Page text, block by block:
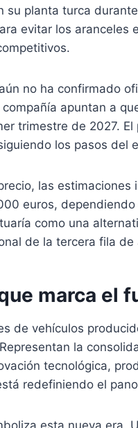
su planta turca
evitar los aranceles
no ha confirmado
apuntan a
trimestre de 2027.
los pasos del
las
euros,
como una
de la tercera fila de
marca el
de vehículos
la
tecnológica,
redefiniendo el
esta nueva era.